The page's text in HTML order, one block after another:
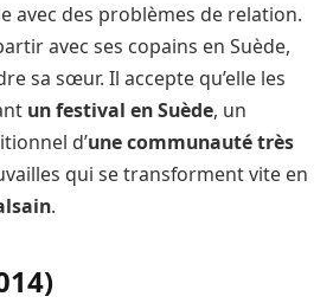
avec des problèmes de relation.
avec ses copains en Suède,
sa sœur. Il accepte qu’elle les
un festival en Suède, un
d’une communauté très
qui se transforment vite en
.